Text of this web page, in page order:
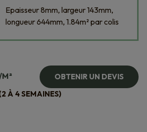
Epaisseur 8mm, largeur 143mm,
longueur 644mm, 1.84m² par colis
OBTENIR UN DEVIS
À 4 SEMAINES)